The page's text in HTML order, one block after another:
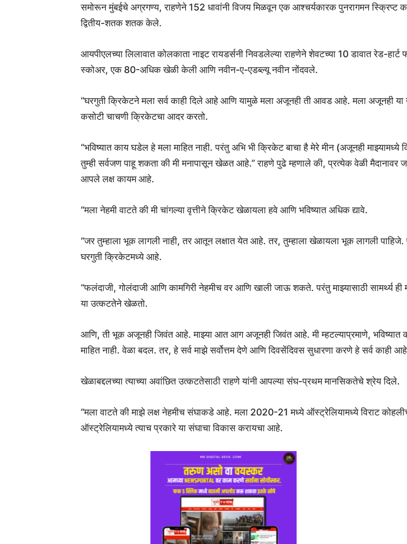
समोरून मुंबईचे अग्रगण्य, राहणेने 152 धावांनी विजय मिळवून एक आश्चर्यकारक पुनरागमन स्क्रिप्ट
द्वितीय-शतक शतक केले.
आयपीएलच्या लिलावात कोलकाता नाइट रायडर्सनी निवडलेल्या राहणेने शेवटच्या 10 डावात रेड-
स्कोअर, एक 80-अधिक खेळी केली आणि नवीन-ए-एडब्ल्यू नवीन नोंदवले.
“घरगुती क्रिकेटने मला सर्व काही दिले आहे आणि यामुळे मला अजूनही ती आवड आहे. मला अजूनही या
कसोटी चाचणी क्रिकेटचा आदर करतो.
“भविष्यात काय घडेल हे मला माहित नाही. परंतु अभि भी क्रिकेट बाचा है मेरे मीन (अजूनही
तुम्ही सर्वजण पाहू शकता की मी मनापासून खेळत आहे.” राहणे पुढे म्हणाले की, प्रत्येक वेळी मैदानावर
आपले लक्ष कायम आहे.
“मला नेहमी वाटते की मी चांगल्या वृत्तीने क्रिकेट खेळायला हवे आणि भविष्यात अधिक द्यावे.
“जर तुम्हाला भूक लागली नाही, तर आतून लक्षात येत आहे. तर, तुम्हाला खेळायला भूक लागली
घरगुती क्रिकेटमध्ये आहे.
“फलंदाजी, गोलंदाजी आणि कामगिरी नेहमीच वर आणि खाली जाऊ शकते. परंतु माझ्यासाठी सामर्थ्य ही
या उत्कटतेने खेळतो.
आणि, ती भूक अजूनही जिवंत आहे. माझ्या आत आग अजूनही जिवंत आहे. मी म्हटल्याप्रमाणे, भविष्यात
माहित नाही. वेळा बदल. तर, हे सर्व माझे सर्वोत्तम देणे आणि दिवसेंदिवस सुधारणा करणे हे सर्व काही
खेळाबद्दलच्या त्याच्या अवांछित उत्कटतेसाठी राहणे यांनी आपल्या संघ-प्रथम मानसिकतेचे श्रेय दिले.
“मला वाटते की माझे लक्ष नेहमीच संघाकडे आहे. मला 2020-21 मध्ये ऑस्ट्रेलियामध्ये विराट
ऑस्ट्रेलियामध्ये त्याच प्रकारे या संघाचा विकास करायचा आहे.